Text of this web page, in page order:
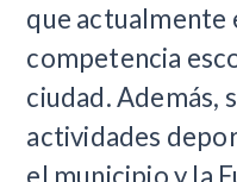
que actualmente
competencia
ciudad. Además,
actividades
el municipio y la